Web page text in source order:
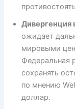
Дивергенция
ожидает
мировыми
Федеральная
сохранять
по мнению
доллар.